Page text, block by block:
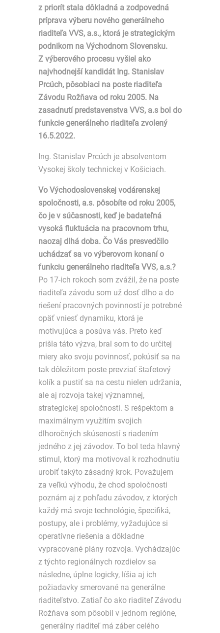
z priorít stala dôkladná a zodpovedná
príprava výberu nového generálneho
riaditeľa VVS, a.s., ktorá je strategickým
podnikom na Východnom Slovensku.
Z výberového procesu vyšiel ako
najvhodnejší kandidát Ing. Stanislav
Prcúch, pôsobiaci na poste riaditeľa
Závodu Rožňava od roku 2005. Na
zasadnutí predstavenstva VVS, a.s bol do
funkcie generálneho riaditeľa zvolený
16.5.2022.
Ing. Stanislav Prcúch je absolventom
Vysokej školy technickej v Košiciach.
Vo Východoslovenskej vodárenskej
spoločnosti, a.s. pôsobíte od roku 2005,
čo je v súčasnosti, keď je badateľná
vysoká fluktuácia na pracovnom trhu,
naozaj dlhá doba. Čo Vás presvedčilo
uchádzať sa vo výberovom konaní o
funkciu generálneho riaditeľa VVS, a.s.?
Po 17-ich rokoch som zvážil, že na poste
riaditeľa závodu som už dosť dlho a do
riešení pracovných povinností je potrebné
opäť vniesť dynamiku, ktorá je
motivujúca a posúva vás. Preto keď
prišla táto výzva, bral som to do určitej
miery ako svoju povinnosť, pokúsiť sa na
tak dôležitom poste prevziať štafetový
kolík a pustiť sa na cestu nielen udržania,
ale aj rozvoja takej významnej,
strategickej spoločnosti. S rešpektom a
maximálnym využitím svojich
dlhoročných skúseností s riadením
jedného z jej závodov. To bol teda hlavný
stimul, ktorý ma motivoval k rozhodnutiu
urobiť takýto zásadný krok. Považujem
za veľkú výhodu, že chod spoločnosti
poznám aj z pohľadu závodov, z ktorých
každý má svoje technológie, špecifiká,
postupy, ale i problémy, vyžadujúce si
operatívne riešenia a dôkladne
vypracované plány rozvoja. Vychádzajúc
z týchto regionálnych rozdielov sa
následne, úplne logicky, líšia aj ich
požiadavky smerované na generálne
riaditeľstvo. Zatiaľ čo ako riaditeľ Závodu
Rožňava som pôsobil v jednom regióne,
generálny riaditeľ má záber celého